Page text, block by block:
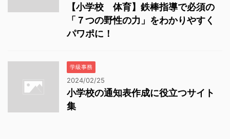
【小学校 体育】鉄棒指導で必須の
「７つの野性の力」をわかりやすく
パワポに！
学級事務
2024/02/25
小学校の通知表作成に役立つサイト
集